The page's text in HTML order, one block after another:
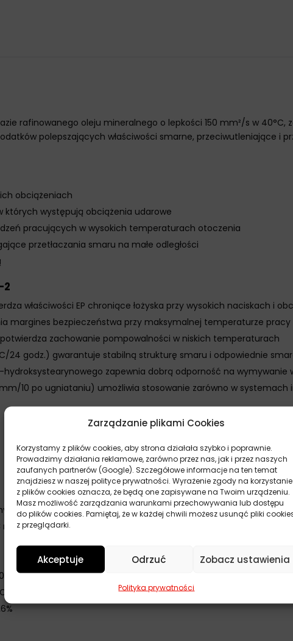
Zarządzanie plikami Cookies
Korzystamy z plików cookies, aby strona działała szybko i poprawnie.
Prowadzimy działania reklamowe, zarówno przez nas, jak i przez naszych
zaufanych partnerów (Google). Szczegółowe informacje na ten temat
znajdziesz w naszej polityce prywatności. Wyrażenie zgody na korzystanie
z plików cookies oznacza, że będą one zapisywane na Twoim urządzeniu.
Masz możliwość zarządzania warunkami przechowywania lub dostępu
do plików cookies. Pamiętaj, że w każdej chwili możesz usunąć pliki
z przeglądarki.
Akceptuje Odrzuć Zobacz ustawienia
Polityka prywatności
rafinowanego oleju mineralnego o lepkości 150 mm²/s w 40°C,
polepszających właściwości smarne, przeciwutleniające i
obciążeniach
których występują obciążenia udarowe
pracujących w wysokich temperaturach otoczenia
przetłaczania smaru na małe odległości
2
właściwości EP chroniące łożyska przy wysokich naciskach i
margines bezpieczeństwa przy maksymalnej temperaturze pracy
zachowanie pompowalności w niskich temperaturach
24 godz.) gwarantuje stabilną strukturę smaru i odpowiednie
hydroksystearynowego zapewnia dobrą odporność na wymywanie
10 po ugniataniu) umożliwia stosowanie zarówno w
mm/10
do plus 120°C
150 mm²/s